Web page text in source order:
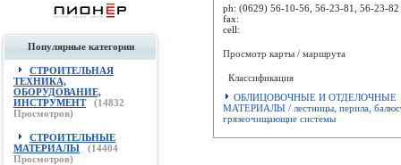
Популярные категории
СТРОИТЕЛЬНАЯ
ТЕХНИКА,
ОБОРУДОВАНИЕ,
ИНСТРУМЕНТ
(14832
Просмотров)
СТРОИТЕЛЬНЫЕ
МАТЕРИАЛЫ
(14404
Просмотров)
ph: (0629) 56-10-56, 56-23-81, 56-23-82
fax:
cell:
Просмотр карты / маршрута
Классификация
ОБЛИЦОВОЧНЫЕ И ОТДЕЛОЧНЫЕ
МАТЕРИАЛЫ / лестницы, перила,
грязеочищающие системы